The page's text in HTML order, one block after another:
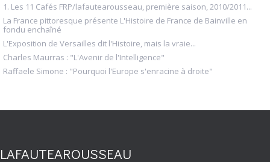
1. Les 11 Cafés FRP/lafautearousseau, première saison, 2010/2011...
La France pittoresque présente L'Histoire de France de Bainville en
fondu enchaîné
L'Exposition de Versailles dit l'Histoire, mais la vraie...
Charles Maurras : "L'Avenir de l'Intelligence"
Raffaele Simone : "Pourquoi l'Europe s'enracine à droite"
LAFAUTEAROUSSEAU